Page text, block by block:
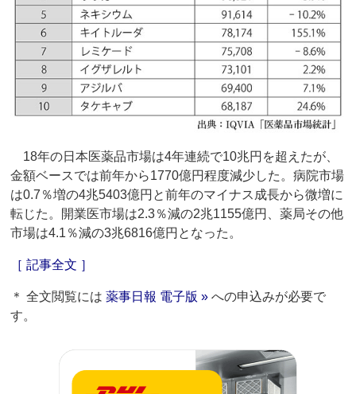
18年の日本医薬品市場は4年連続で10兆円を超えたが、
金額ベースでは前年から1770億円程度減少した。病院市場
は0.7％増の4兆5403億円と前年のマイナス成長から微増に
転じた。開業医市場は2.3％減の2兆1155億円、薬局その他
市場は4.1％減の3兆6816億円となった。
［ 記事全文 ］
＊ 全文閲覧には薬事日報 電子版 » への申込みが必要で
す。